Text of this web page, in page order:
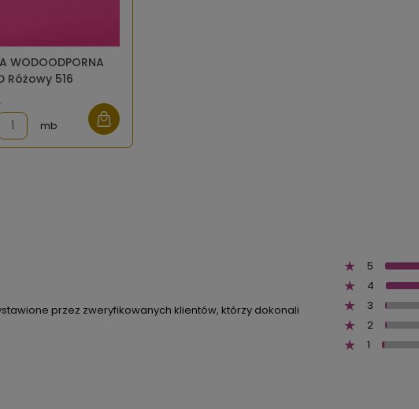
WODOODPORNA
Różowy 516
mb
przez zweryfikowanych klientów, którzy dokonali
5
4
3
2
1